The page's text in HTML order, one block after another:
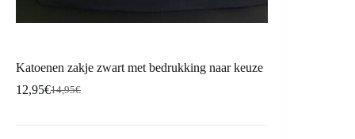
Katoenen zakje zwart met bedrukking naar keuze
14,95€
Oorspronkelijke
12,95€Huidige